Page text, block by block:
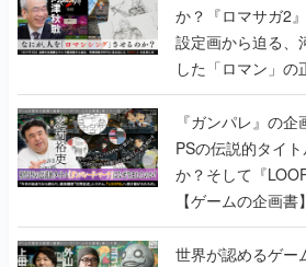
か？『ロマサガ2
設定画から迫る、
した「ロマン」
書】
『ガンパレ』の
PSの伝説的タイ
か？そして『
【ゲームの企画書】
世界が認めるゲー